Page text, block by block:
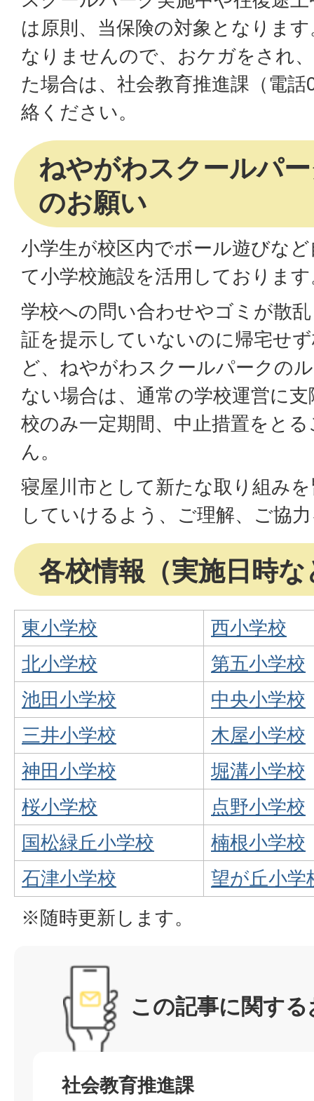
は原則、当保険の対象となりま
なりませんので、おケガをされ
た場合は、社会教育推進課（電
絡ください。
ねやがわスクールパ
のお願い
小学生が校区内でボール遊びな
て小学校施設を活用しておりま
学校への問い合わせやゴミが散
証を提示していないのに帰宅せ
ど、ねやがわスクールパークの
ない場合は、通常の学校運営に
校のみ一定期間、中止措置をと
ん。
寝屋川市として新たな取り組み
していけるよう、ご理解、ご協
各校情報（実施日時な
東小学校
西小学校
北小学校
第五小学校
池田小学校
中央小学校
三井小学校
木屋小学校
神田小学校
堀溝小学校
桜小学校
点野小学校
国松緑丘小学校
楠根小学校
石津小学校
望が丘小学
※随時更新します。
この記事に関す
社会教育推進課